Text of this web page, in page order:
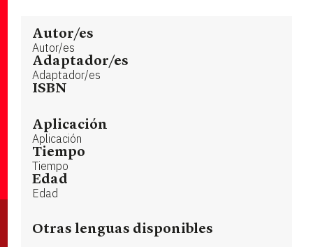
Autor/es
Autor/es
Adaptador/es
Adaptador/es
ISBN
Aplicación
Aplicación
Tiempo
Tiempo
Edad
Edad
Otras lenguas disponibles